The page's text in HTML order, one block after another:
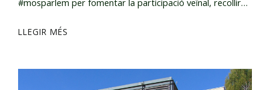
#mosparlem per fomentar la participació veïnal, recollir…
LLEGIR MÉS